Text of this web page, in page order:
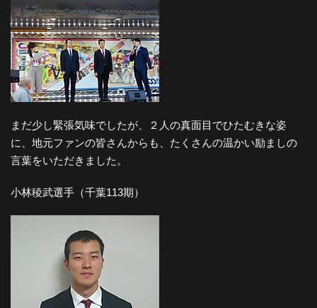
まだ少し緊張気味でしたが、２人の真面目でひたむきな姿
に、地元ファンの皆さんからも、たくさんの温かい励ましの
言葉をいただきました。
小林稜武選手（千葉113期）